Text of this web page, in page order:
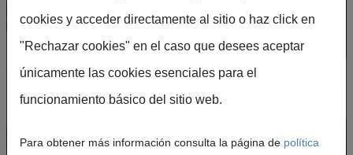
Crea tu cuenta en el
Portal de Visitantes
Podrás acceder de forma rápida y segura a
cookies y acceder directamente al sitio o haz click en
"Rechazar cookies" en el caso que desees aceptar
únicamente las cookies esenciales para el
funcionamiento básico del sitio web.
Para obtener más información consulta la página de política